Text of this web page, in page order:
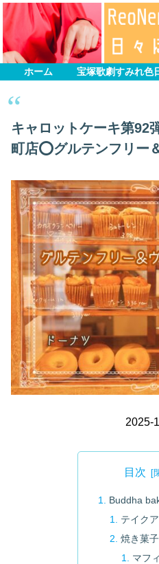
ホーム 宝塚歌劇すみれ色
キャロットケーキ第92
町店️⭕️グルテンフリー
2025-
目次
Buddha
テイク
焼き菓子
マフ